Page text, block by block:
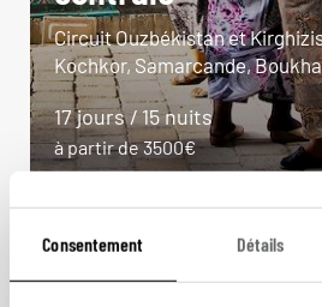
Consentement Détails
Circuit Ouzbékistan et
Kochkor, Samarcande,
17 jours / 15 nuits
à partir de 3500€